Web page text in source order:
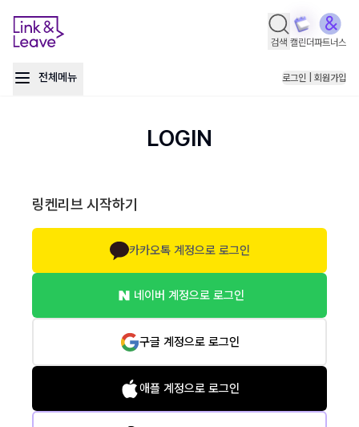
검색 캘린더파트너스
전체메뉴 로그인 | 회원가입
LOGIN
링켄리브 시작하기
카카오톡 계정으로 로그인
네이버 계정으로 로그인
구글 계정으로 로그인
애플 계정으로 로그인